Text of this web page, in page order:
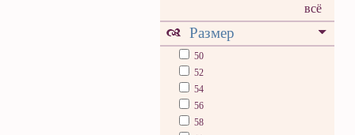
всё
Размер
50
52
54
56
58